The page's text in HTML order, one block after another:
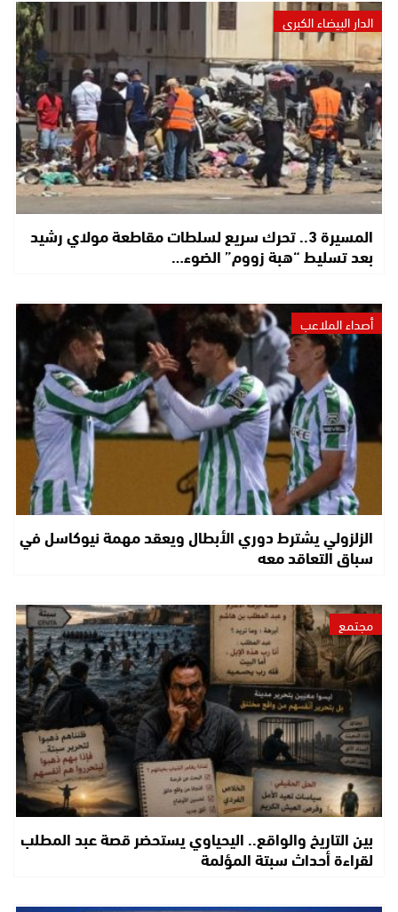
الدار البيضاء الكبرى
المسيرة 3.. تحرك سريع لسلطات مقاطعة مولاي رشيد
بعد تسليط “هبة زووم” الضوء…
أصداء الملاعب
الزلزولي يشترط دوري الأبطال ويعقد مهمة نيوكاسل في
سباق التعاقد معه
مجتمع
بين التاريخ والواقع.. اليحياوي يستحضر قصة عبد المطلب
لقراءة أحداث سبتة المؤلمة